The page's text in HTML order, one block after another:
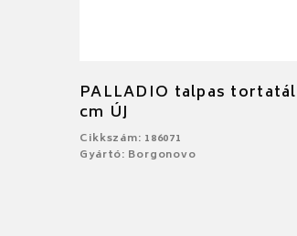
PALLADIO talpas tortatál
cm ÚJ
Cikkszám: 186071
Gyártó: Borgonovo